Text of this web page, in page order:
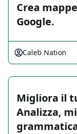
Crea
Google.
Caleb Nation
Migliora il
Analizza,